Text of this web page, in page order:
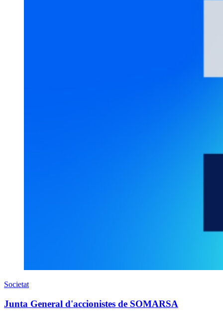
Societat
Junta General d'accionistes de SOMARSA